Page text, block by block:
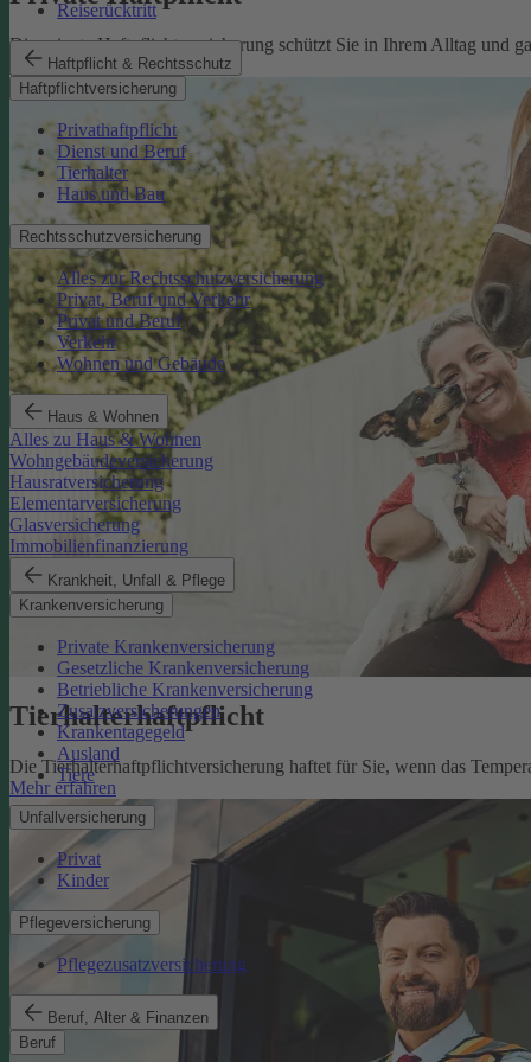
Reiserücktritt
Haftpflicht & Rechtsschutz
Haftpflichtversicherung
Privathaftpflicht
Dienst und Beruf
Tierhalter
Haus und Bau
Rechtsschutzversicherung
Alles zur Rechtsschutzversicherung
Privat, Beruf und Verkehr
Privat und Beruf
Verkehr
Wohnen und Gebäude
Haus & Wohnen
Alles zu Haus & Wohnen
Wohngebäudeversicherung
Hausratversicherung
Elementarversicherung
Glasversicherung
Immobilienfinanzierung
Krankheit, Unfall & Pflege
Krankenversicherung
Private Krankenversicherung
Gesetzliche Krankenversicherung
Betriebliche Krankenversicherung
Zusatzversicherungen
Krankentagegeld
Ausland
Tiere
Unfallversicherung
Privat
Kinder
Pflegeversicherung
Pflegezusatzversicherung
Beruf, Alter & Finanzen
Beruf
Die private Haftpflichtversicherung schützt Sie in Ihrem Alltag und
Mehr erfahren
Tierhalterhaftpflicht
Die Tierhalterhaftpflichtversicherung haftet für Sie, wenn das
Mehr erfahren